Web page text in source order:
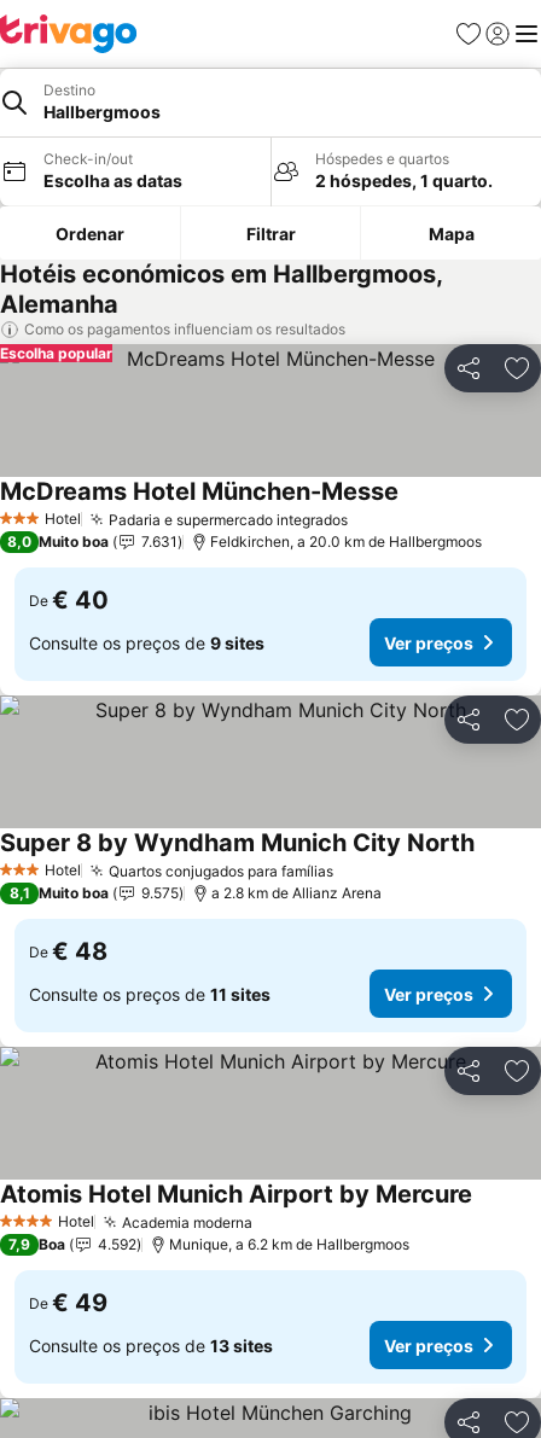
Favoritos
Iniciar
Destino
Hallbergmoos
Check-in/out
Escolha as datas
Hóspedes e quartos
2 hóspedes, 1 quarto.
Ordenar Filtrar Mapa
Hotéis económicos em Hallbergmoos,
Alemanha
Como os pagamentos influenciam os resultados
Partilhar
Escolha popular
3 EstrelasHotel Padaria e supermercado integrados
McDreams Hotel München-Messe
8,0 Muito boa 7.631 Feldkirchen, a 20.0 km de Hallbergmoos
De € 40
Consulte os preços de 9 sites Ver preços
Partilhar
3 EstrelasHotel Quartos conjugados para famílias
Super 8 by Wyndham Munich City North
8,1 Muito boa 9.575 a 2.8 km de Allianz Arena
De € 48
Consulte os preços de 11 sites Ver preços
Partilhar
4 EstrelasHotel Academia moderna
Atomis Hotel Munich Airport by Mercure
7,9 Boa 4.592 Munique, a 6.2 km de Hallbergmoos
De € 49
Consulte os preços de 13 sites Ver preços
Partilhar